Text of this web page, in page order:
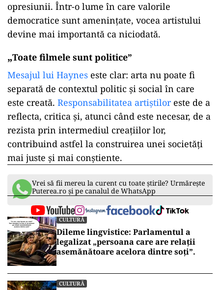
opresiunii. Într-o lume în care valorile
democratice sunt amenințate, vocea artistului
devine mai importantă ca niciodată.
„Toate filmele sunt politice”
Mesajul lui Haynes este clar: arta nu poate fi
separată de contextul politic și social în care
este creată. Responsabilitatea artiștiloreste de a
reflecta, critica și, atunci când este necesar, de a
rezista prin intermediul creațiilor lor,
contribuind astfel la construirea unei societăți
mai juste și mai conștiente.
Vrei să fii mereu la curent cu toate știrile? Urmărește
Puterea.ro și pe canalul de WhatsApp
CULTURĂ
Dileme lingvistice: Parlamentul a
legalizat „persoana care are relații
asemănătoare acelora dintre soți”.
CULTURĂ